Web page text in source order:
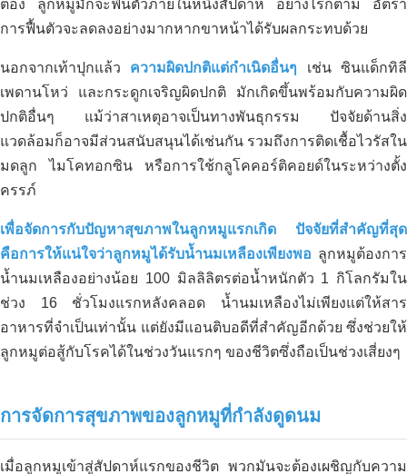
ต้อง ลูกหมูมักจะฟื้นตัวภายในหนึ่งสัปดาห์ อย่างไรก็ตาม อัตรา
การฟื้นตัวจะลดลงอย่างมากหากขาหน้าได้รับผลกระทบด้วย
นอกจากเท้าปุกแล้ว ความผิดปกติแต่กำเนิดอื่นๆ เช่น ซินแด็กทิลี
เพดานโหว่ และกระดูกเจริญผิดปกติ มักเกิดขึ้นพร้อมกับความผิด
ปกติอื่นๆ แม้ว่าสาเหตุอาจเป็นทางพันธุกรรม ปัจจัยด้านสิ่ง
แวดล้อมก็อาจมีส่วนสนับสนุนได้เช่นกัน รวมถึงการติดเชื้อไวรัสใน
มดลูก ไมโคทอกซิน หรือการใช้กลูโคคอร์ติคอยด์ในระหว่างตั้ง
ครรภ์
เพื่อจัดการกับปัญหาสุขภาพในลูกหมูแรกเกิด ปัจจัยที่สำคัญที่สุด
คือการให้แน่ใจว่าลูกหมูได้รับน้ำนมเหลืองเพียงพอ ลูกหมูต้องการ
น้ำนมเหลืองอย่างน้อย 100 มิลลิลิตรต่อน้ำหนักตัว 1 กิโลกรัมใน
ช่วง 16 ชั่วโมงแรกหลังคลอด น้ำนมเหลืองไม่เพียงแต่ให้สาร
อาหารที่จำเป็นเท่านั้น แต่ยังมีแอนติบอดีที่สำคัญอีกด้วย ซึ่งช่วยให้
ลูกหมูต่อสู้กับโรคได้ในช่วงวันแรกๆ ของชีวิตซึ่งถือเป็นช่วงเสี่ยงๆ
การจัดการสุขภาพของลูกหมูที่กำลังดูดนม
เมื่อลูกหมูเข้าสู่สัปดาห์แรกของชีวิต พวกมันจะต้องเผชิญกับความ
การปรับปรุงสวนทุเรียนที่ปนเปื้อน
สารส้มใน Cai Be, Tien Giang:
ประสบการณ์จาก Anh Xuan และ